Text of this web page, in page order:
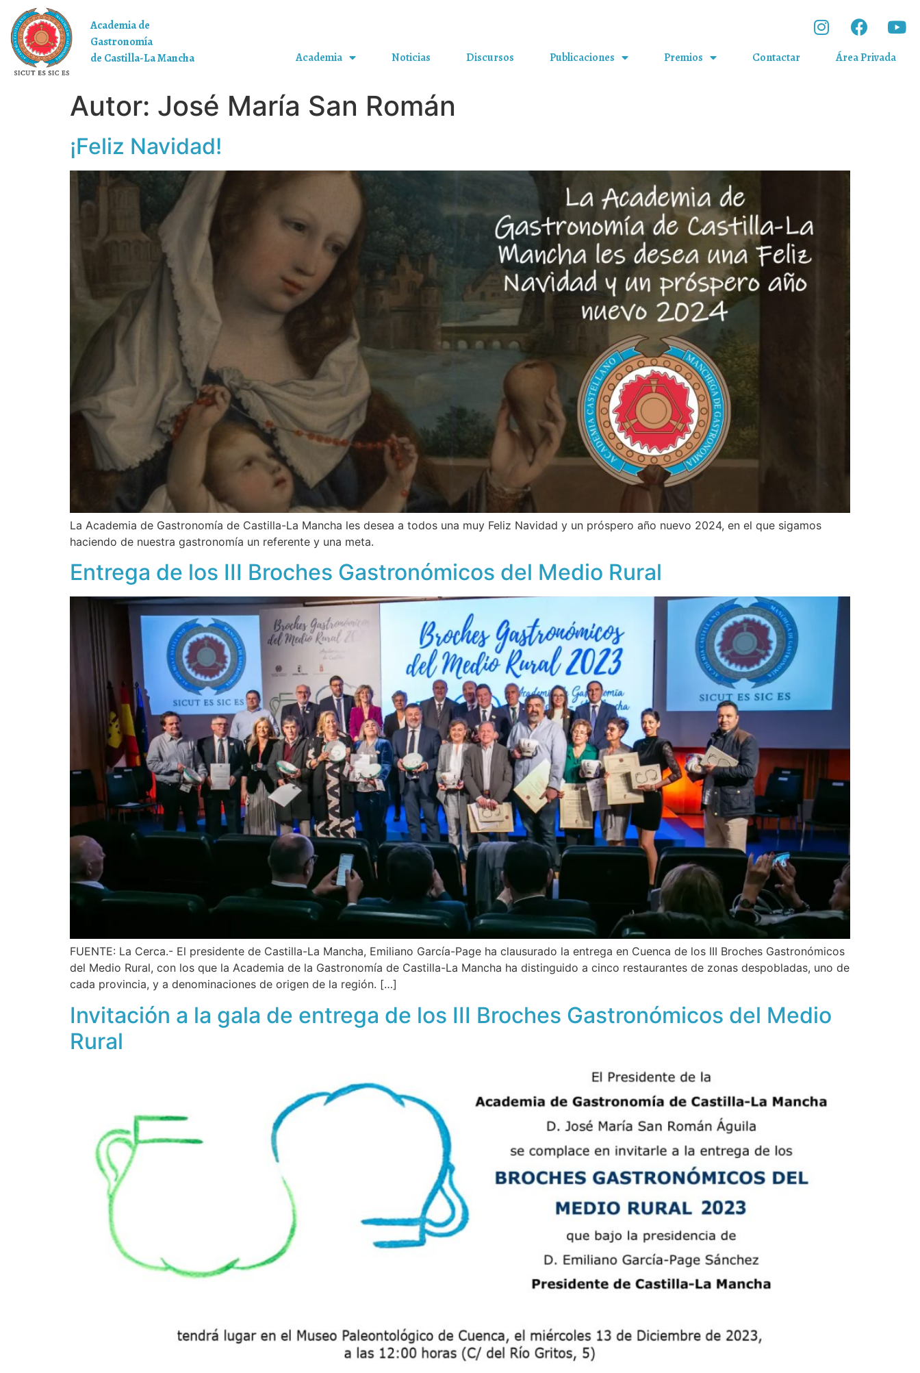
Academia de
Gastronomía
de Castilla-La Mancha
Academia Noticias Discursos Publicaciones Premios Contactar Área Privada
Autor: José María San Román
¡Feliz Navidad!
La Academia de Gastronomía de Castilla-La Mancha les desea a todos una muy Feliz Navidad y un próspero año nuevo 2024, en el que sigamos
haciendo de nuestra gastronomía un referente y una meta.
Entrega de los III Broches Gastronómicos del Medio Rural
FUENTE: La Cerca.- El presidente de Castilla-La Mancha, Emiliano García-Page ha clausurado la entrega en Cuenca de los III Broches Gastronómicos
del Medio Rural, con los que la Academia de la Gastronomía de Castilla-La Mancha ha distinguido a cinco restaurantes de zonas despobladas, uno de
cada provincia, y a denominaciones de origen de la región. […]
Invitación a la gala de entrega de los III Broches Gastronómicos del Medio
Rural